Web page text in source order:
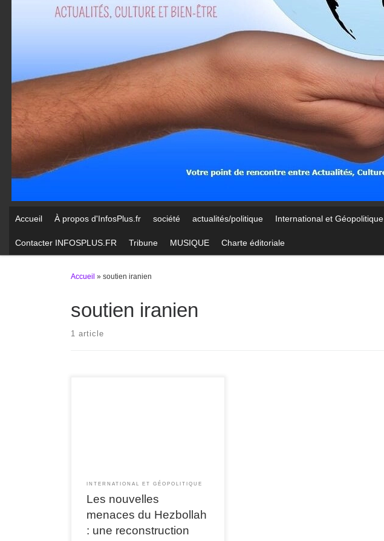
Accueil À propos d'InfosPlus.fr société actualités/politique International et Géopolitique
Contacter INFOSPLUS.FR Tribune MUSIQUE Charte éditoriale
Accueil » soutien iranien
soutien iranien
1 article
INTERNATIONAL ET GÉOPOLITIQUE
Les nouvelles
menaces du Hezbollah
: une reconstruction